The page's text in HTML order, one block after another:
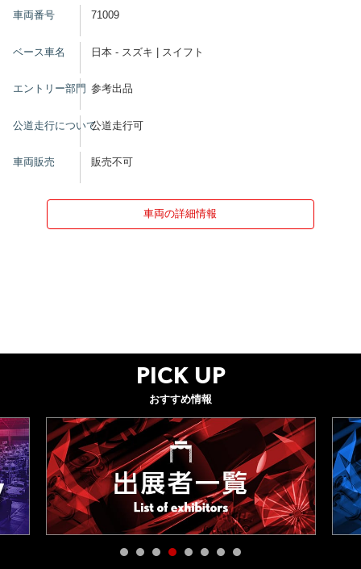
車両番号 71009
ベース車名 日本 - スズキ | スイフト
エントリー部門 参考出品
公道走行について公道走行可
車両販売 販売不可
車両の詳細情報
PICK UP
おすすめ情報